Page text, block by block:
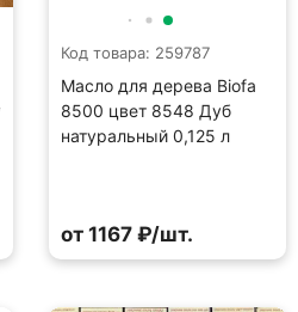
Код товара: 259787
Масло для дерева Biofa
8500 цвет 8548 Дуб
натуральный 0,125 л
от 1167 ₽/шт.